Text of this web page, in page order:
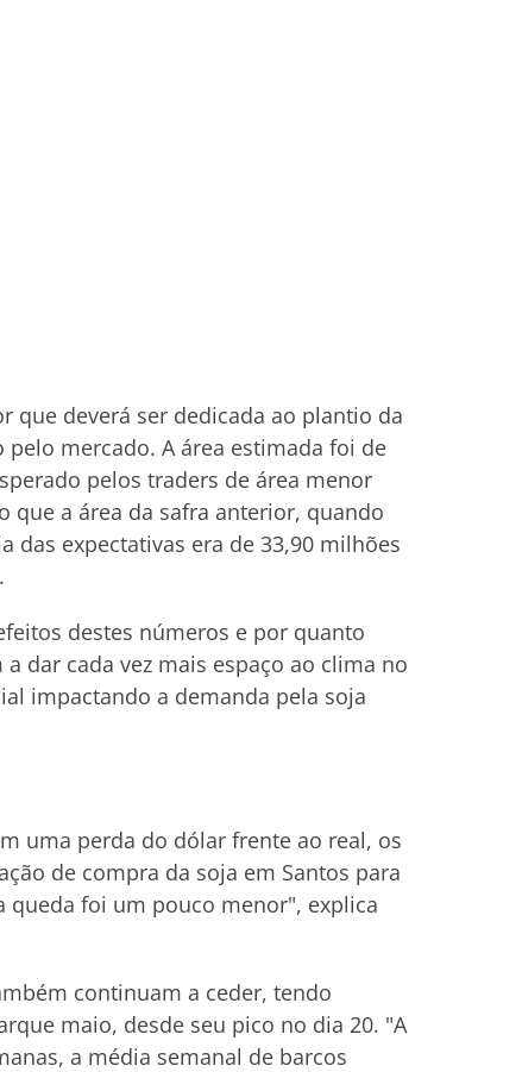
que deverá ser dedicada ao plantio da
mercado. A área estimada foi de
pelos traders de área menor
que a área da safra anterior, quando
das expectativas era de 33,90 milhões
destes números e por quanto
dar cada vez mais espaço ao clima no
impactando a demanda pela soja
uma perda do dólar frente ao real, os
de compra da soja em Santos para
queda foi um pouco menor", explica
continuam a ceder, tendo
maio, desde seu pico no dia 20. "A
a média semanal de barcos